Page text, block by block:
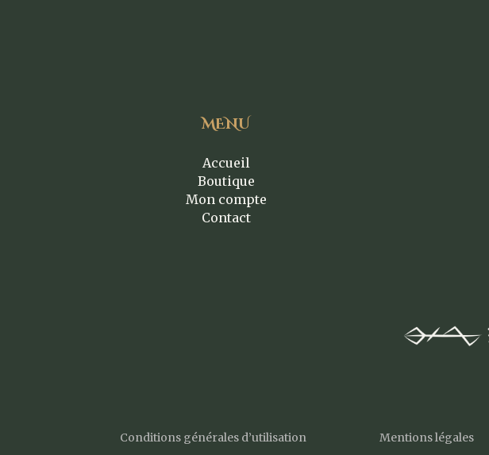
MENU
Accueil
Boutique
Mon compte
Contact
Conditions générales d’utilisation Mentions légales